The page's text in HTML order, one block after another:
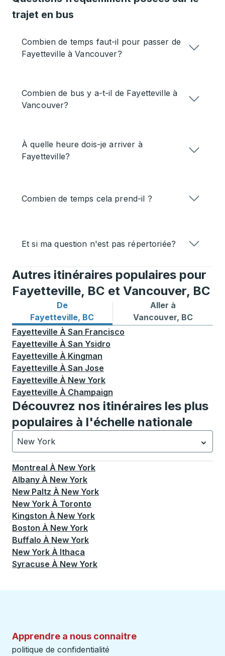
trajet en bus
Combien de temps faut-il pour passer de
Fayetteville à Vancouver?
Combien de bus y a-t-il de Fayetteville à
Vancouver?
À quelle heure dois-je arriver à
Fayetteville?
Combien de temps cela prend-il ?
Et si ma question n'est pas répertoriée?
Autres itinéraires populaires pour
Fayetteville, BC et Vancouver, BC
De
Fayetteville, BC
Itinéraires de bus depuis Fayetteville, BC
Aller à
Vancouver, BC
Itinéraires de bus vers
Fayetteville À San Francisco
Fayetteville À San Ysidro
Fayetteville À Kingman
Fayetteville À San Jose
Fayetteville À New York
Fayetteville À Champaign
Découvrez nos itinéraires les plus
populaires à l'échelle nationale
New York
Actuellement sélectionné: New York.La sélection est
Montreal À New York
Albany À New York
New Paltz À New York
New York À Toronto
Kingston À New York
Boston À New York
Buffalo À New York
New York À Ithaca
Syracuse À New York
Apprendre a nous connaitre
politique de confidentialité